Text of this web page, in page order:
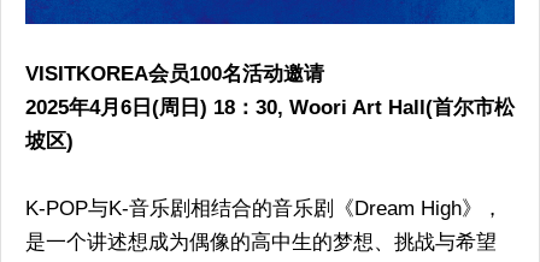
VISITKOREA会员100名活动邀请
2025年4月6日(周日) 18：30, Woori Art Hall(首尔市松
坡区)
K-POP与K-音乐剧相结合的音乐剧《Dream High》，
是一个讲述想成为偶像的高中生的梦想、挑战与希望